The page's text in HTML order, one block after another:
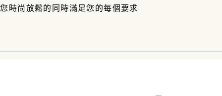
時尚放鬆的同時滿足您的每個要求